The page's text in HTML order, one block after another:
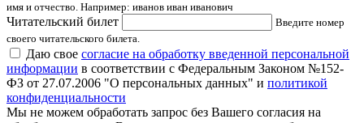
имя и отчество. Например: иванов иван иванович
Читательский билет
Введите номер
своего читательского билета.
Даю свое согласие на обработку введенной персональной
информации в соответствии с Федеральным Законом №152-
ФЗ от 27.07.2006 "О персональных данных" и политикой
конфиденциальности
Мы не можем обработать запрос без Вашего согласия на